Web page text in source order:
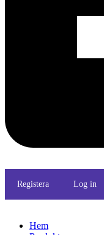
Registera Log in
Hem